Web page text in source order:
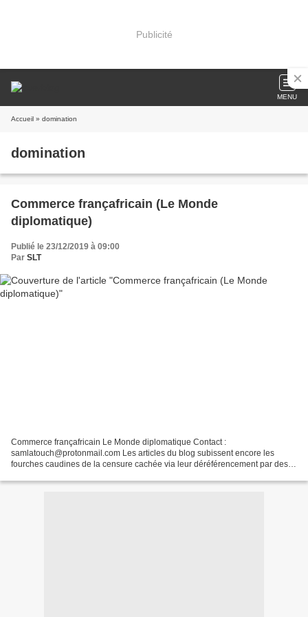
Publicité
MENU
Accueil » domination
domination
Commerce françafricain (Le Monde
diplomatique)
Publié le 23/12/2019 à 09:00
Par SLT
Commerce françafricain Le Monde diplomatique Contact :
samlatouch@protonmail.com Les articles du blog subissent encore les
fourches caudines de la censure cachée via leur déréférencement par des